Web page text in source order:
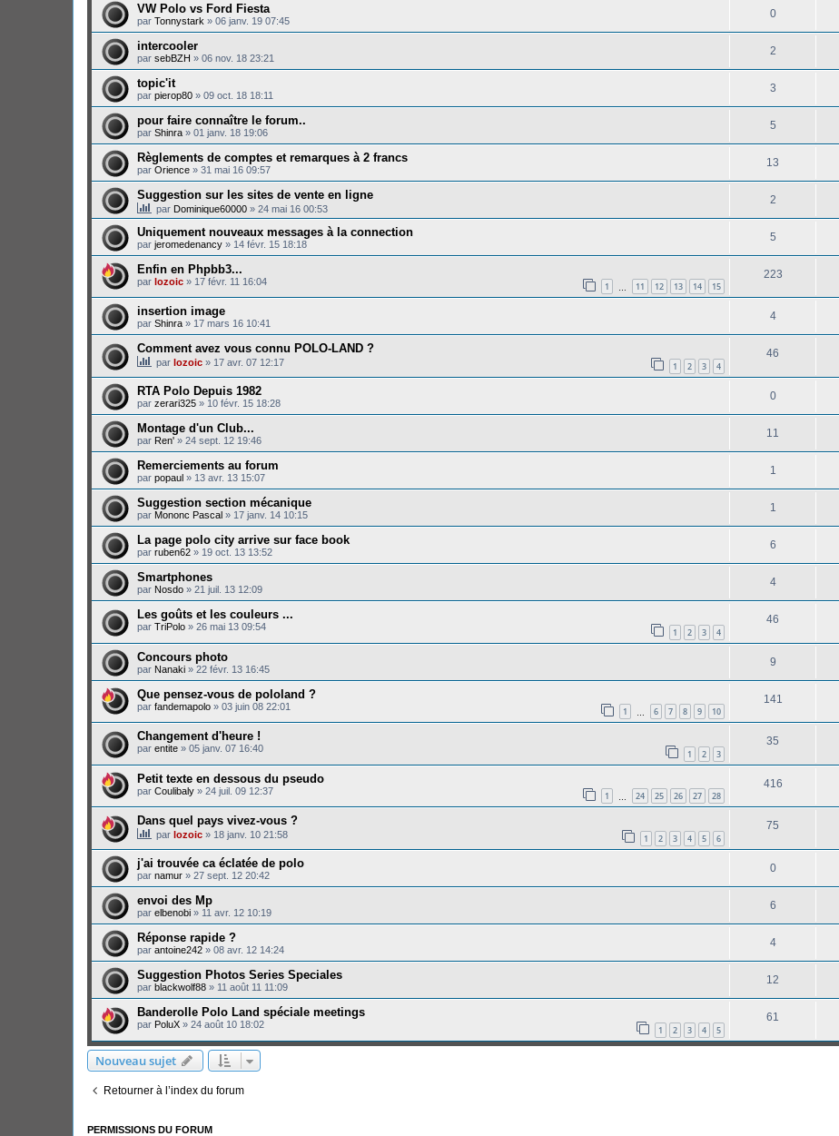
VW Polo vs Ford Fiesta
par Tonnystark » 06 janv. 19 07:45
0
intercooler
par sebBZH » 06 nov. 18 23:21
2
topic'it
par pierop80 » 09 oct. 18 18:11
3
pour faire connaître le forum..
par Shinra » 01 janv. 18 19:06
5
Règlements de comptes et remarques à 2 francs
par Orience » 31 mai 16 09:57
13
Suggestion sur les sites de vente en ligne
par Dominique60000 » 24 mai 16 00:53
2
Uniquement nouveaux messages à la connection
par jeromedenancy » 14 févr. 15 18:18
5
Enfin en Phpbb3...
par lozoic » 17 févr. 11 16:04 1 11 12 13 14 15
223
insertion image
par Shinra » 17 mars 16 10:41
4
Comment avez vous connu POLO-LAND ?
par lozoic » 17 avr. 07 12:17 1 2 3 4
46
RTA Polo Depuis 1982
par zerari325 » 10 févr. 15 18:28
0
Montage d'un Club...
par Ren' » 24 sept. 12 19:46
11
Remerciements au forum
par popaul » 13 avr. 13 15:07
1
Suggestion section mécanique
par Mononc Pascal » 17 janv. 14 10:15
1
La page polo city arrive sur face book
par ruben62 » 19 oct. 13 13:52
6
Smartphones
par Nosdo » 21 juil. 13 12:09
4
Les goûts et les couleurs ...
par TriPolo » 26 mai 13 09:54 1 2 3 4
46
Concours photo
par Nanaki » 22 févr. 13 16:45
9
Que pensez-vous de pololand ?
par fandemapolo » 03 juin 08 22:01 1 6 7 8 9 10
141
Changement d'heure !
par entite » 05 janv. 07 16:40 1 2 3
35
Petit texte en dessous du pseudo
par Coulibaly » 24 juil. 09 12:37 1 24 25 26 27 28
416
Dans quel pays vivez-vous ?
par lozoic » 18 janv. 10 21:58 1 2 3 4 5 6
75
j'ai trouvée ca éclatée de polo
par namur » 27 sept. 12 20:42
0
envoi des Mp
par elbenobi » 11 avr. 12 10:19
6
Réponse rapide ?
par antoine242 » 08 avr. 12 14:24
4
Suggestion Photos Series Speciales
par blackwolf88 » 11 août 11 11:09
12
Banderolle Polo Land spéciale meetings
par PoluX » 24 août 10 18:02 1 2 3 4 5
61
Nouveau sujet
Retourner à l’index du forum
PERMISSIONS DU FORUM